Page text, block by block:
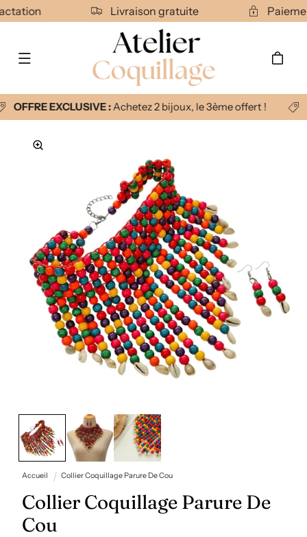
Ignorer et
passer au
contenu
Livraison gratuite
Panier
OFFRE EXCLUSIVE :Achetez 2 bijoux, le 3ème offert !
informations
produits
média
1
dans
une
fenêtre
modale
Accueil Collier Coquillage Parure De Cou
Collier Coquillage Parure De
Cou